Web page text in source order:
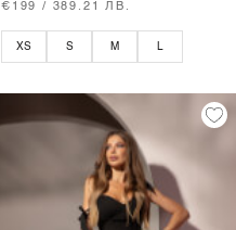
€199 / 389.21 ЛВ.
XS S M L